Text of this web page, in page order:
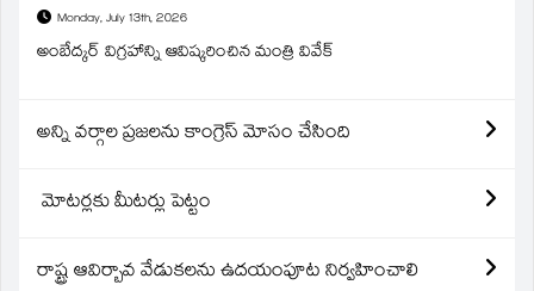
Monday, July 13th, 2026
అంబేద్కర్ విగ్రహాన్ని ఆవిష్కరించిన మంత్రి వివేక్
అన్ని వర్గాల ప్రజలను కాంగ్రెస్ మోసం చేసింది
మోటర్లకు మీటర్లు పెట్టం
రాష్ట్ర ఆవిర్బావ వేడుకలను ఉదయంపూట నిర్వహించాలి